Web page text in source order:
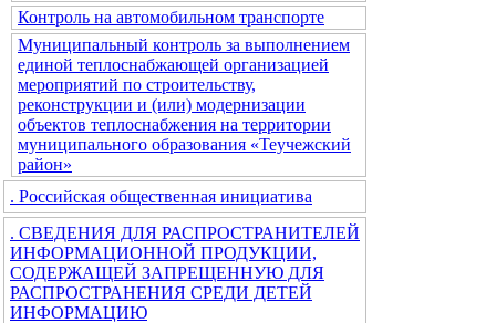
Контроль на автомобильном транспорте
Муниципальный контроль за выполнением
единой теплоснабжающей организацией
мероприятий по строительству,
реконструкции и (или) модернизации
объектов теплоснабжения на территории
муниципального образования «Теучежский
район»
. Российская общественная инициатива
. СВЕДЕНИЯ ДЛЯ РАСПРОСТРАНИТЕЛЕЙ
ИНФОРМАЦИОННОЙ ПРОДУКЦИИ,
СОДЕРЖАЩЕЙ ЗАПРЕЩЕННУЮ ДЛЯ
РАСПРОСТРАНЕНИЯ СРЕДИ ДЕТЕЙ
ИНФОРМАЦИЮ